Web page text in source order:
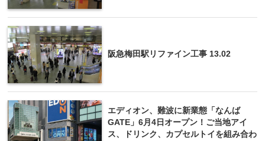
阪急梅田駅リファイン工事 13.02
エディオン、難波に新業態「なんば
GATE」6月4日オープン！ご当地アイ
ス、ドリンク、カプセルトイを組み合わ